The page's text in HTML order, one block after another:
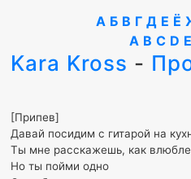
А Б В Г Д Е Ё
A B C D E
Kara Kross -
[Припев]
Давай посидим с гитарой на
Ты мне расскажешь, как
Но ты пойми одно